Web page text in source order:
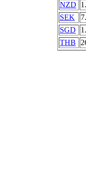
NZD
SEK
SGD
THB